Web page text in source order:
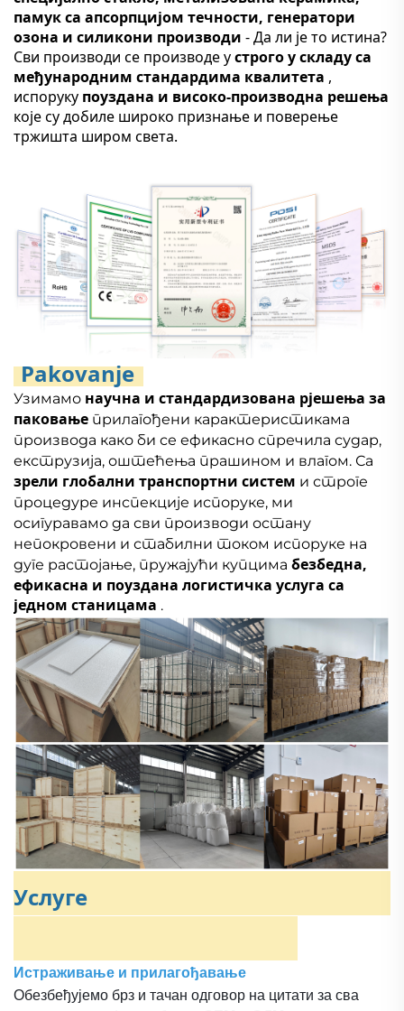
памук са апсорпцијом течности, генератори
озона и силикони производи - Да ли је то истина?
Сви производи се производе устрого у складу са
међународним стандардима квалитета ,
испоруку поуздана и високо-производна решења
које су добиле широко признање и поверење
тржишта широм света.
Pakovanje
Узимамо научна и стандардизована рјешења за
паковање прилагођени карактеристикама
производа како би се ефикасно спречила судар,
екструзија, оштећења прашином и влагом. Са
зрели глобални транспортни систем и строге
процедуре инспекције испоруке, ми
осигуравамо да сви производи остану
непокровени и стабилни током испоруке на
дуге растојање, пружајући купцима безбедна,
ефикасна и поуздана логистичка услуга са
једном станицама .
Услуге
Истраживање и прилагођавање
Обезбеђујемо брз и тачан одговор на цитати за сва